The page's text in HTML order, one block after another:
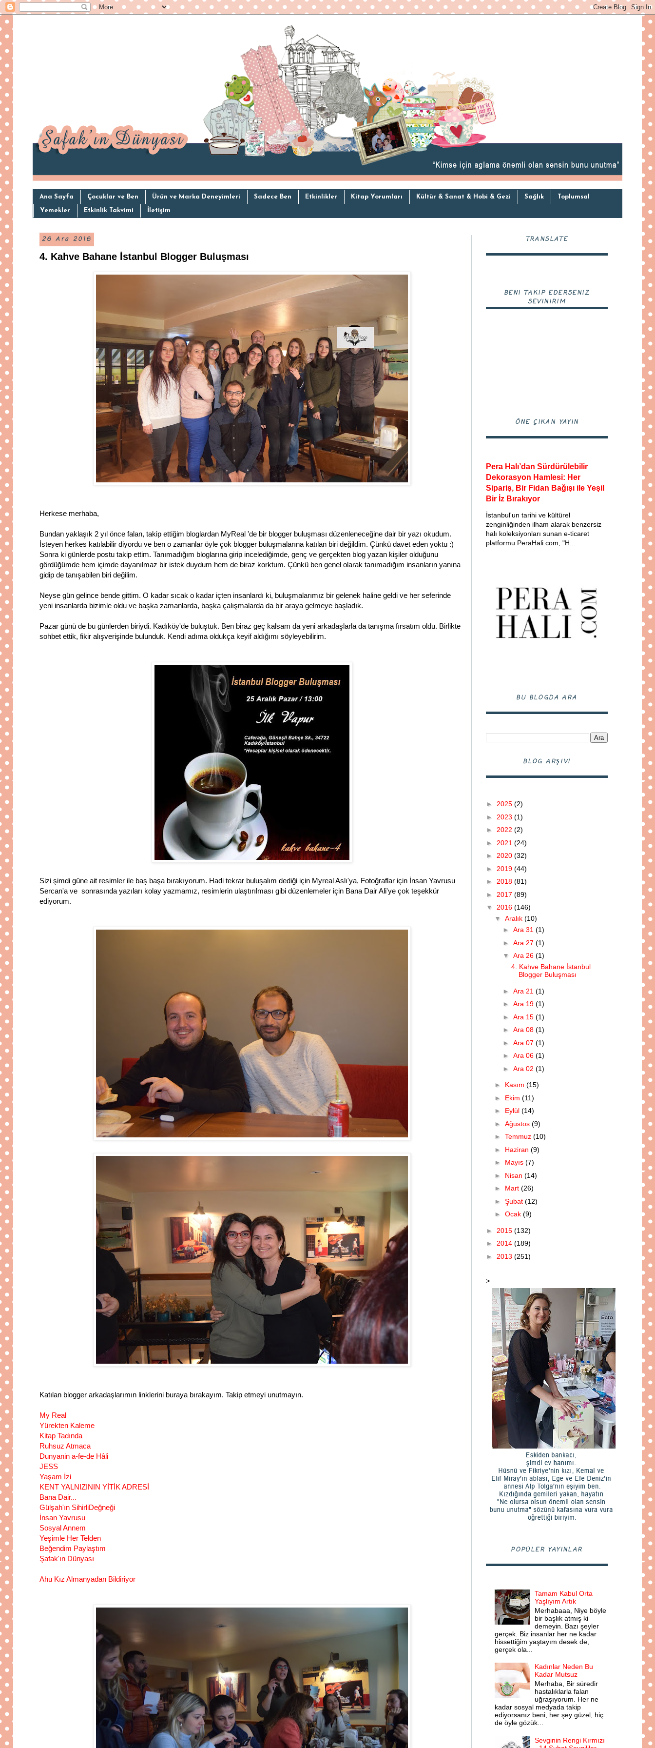
Ana Sayfa Çocuklar ve Ben Ürün ve Marka Deneyimleri Sadece Ben Etkinlikler Kitap Yorumları Kültür & Sanat & Hobi & Gezi Sağlık Toplumsal
Yemekler Etkinlik Takvimi İletişim
26 Ara 2016
4. Kahve Bahane İstanbul Blogger Buluşması
Herkese merhaba,
Bundan yaklaşık 2 yıl önce falan, takip ettiğim bloglardan MyReal 'de bir blogger buluşması düzenleneceğine dair bir yazı okudum.
İsteyen herkes katılabilir diyordu ve ben o zamanlar öyle çok blogger buluşmalarına katılan biri değildim. Çünkü davet eden yoktu :)
Sonra ki günlerde postu takip ettim. Tanımadığım bloglarına girip incelediğimde, genç ve gerçekten blog yazan kişiler olduğunu
gördüğümde hem içimde dayanılmaz bir istek duydum hem de biraz korktum. Çünkü ben genel olarak tanımadığım insanların yanına
gidip de tanışabilen biri değilim.
Neyse gün gelince bende gittim. O kadar sıcak o kadar içten insanlardı ki, buluşmalarımız bir gelenek haline geldi ve her seferinde
yeni insanlarda bizimle oldu ve başka zamanlarda, başka çalışmalarda da bir araya gelmeye başladık.
Pazar günü de bu günlerden biriydi. Kadıköy'de buluştuk. Ben biraz geç kalsam da yeni arkadaşlarla da tanışma fırsatım oldu. Birlikte
sohbet ettik, fikir alışverişinde bulunduk. Kendi adıma oldukça keyif aldığımı söyleyebilirim.
Sizi şimdi güne ait resimler ile baş başa bırakıyorum. Hadi tekrar buluşalım dediği için Myreal Aslı'ya, Fotoğraflar için İnsan Yavrusu
Sercan'a ve sonrasında yazıları kolay yazmamız, resimlerin ulaştırılması gibi düzenlemeler için Bana Dair Ali'ye çok teşekkür
ediyorum.
Katılan blogger arkadaşlarımın linklerini buraya bırakayım. Takip etmeyi unutmayın.
My Real
Yürekten Kaleme
Kitap Tadında
Ruhsuz Atmaca
Dunyanin a-fe-de Hâli
JESS
Yaşam İzi
KENT YALNIZININ YİTİK ADRESİ
Bana Dair...
Gülşah'ın SihirliDeğneği
İnsan Yavrusu
Sosyal Annem
Yeşimle Her Telden
Beğendim Paylaştım
Şafak'ın Dünyası
Ahu Kız Almanyadan Bildiriyor
TRANSLATE
BENI TAKIP EDERSENIZ
SEVINIRIM
ÖNE ÇIKAN YAYIN
Pera Halı’dan Sürdürülebilir
Dekorasyon Hamlesi: Her
Sipariş, Bir Fidan Bağışı ile Yeşil
Bir İz Bırakıyor
İstanbul'un tarihi ve kültürel
zenginliğinden ilham alarak benzersiz
halı koleksiyonları sunan e-ticaret
platformu PeraHali.com, "H...
BU BLOGDA ARA
BLOG ARŞIVI
► 2025 (2)
► 2023 (1)
► 2022 (2)
► 2021 (24)
► 2020 (32)
► 2019 (44)
► 2018 (81)
► 2017 (89)
▼ 2016 (146)
▼ Aralık (10)
► Ara 31 (1)
► Ara 27 (1)
▼ Ara 26 (1)
4. Kahve Bahane İstanbul
Blogger Buluşması
► Ara 21 (1)
► Ara 19 (1)
► Ara 15 (1)
► Ara 08 (1)
► Ara 07 (1)
► Ara 06 (1)
► Ara 02 (1)
► Kasım (15)
► Ekim (11)
► Eylül (14)
► Ağustos (9)
► Temmuz (10)
► Haziran (9)
► Mayıs (7)
► Nisan (14)
► Mart (26)
► Şubat (12)
► Ocak (9)
► 2015 (132)
► 2014 (189)
► 2013 (251)
>
POPÜLER YAYINLAR
Tamam Kabul Orta
Yaşlıyım Artık
Merhabaaa, Niye böyle
bir başlık atmış ki
demeyin. Bazı şeyler
gerçek. Biz insanlar her ne kadar
hissettiğim yaştayım desek de,
gerçek ola...
Kadınlar Neden Bu
Kadar Mutsuz
Merhaba, Bir süredir
hastalıklarla falan
uğraşıyorum. Her ne
kadar sosyal medyada takip
ediyorsanız beni, her şey güzel, hiç
de öyle gözük...
Sevginin Rengi Kırmızı